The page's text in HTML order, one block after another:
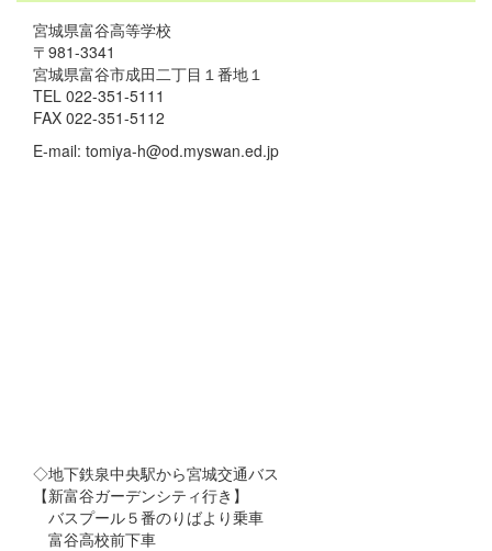
宮城県富谷高等学校
〒981-3341
宮城県富谷市成田二丁目１番地１
TEL 022-351-5111
FAX 022-351-5112
E-mail: tomiya-h@od.myswan.ed.jp
◇地下鉄泉中央駅から宮城交通バス
【新富谷ガーデンシティ行き】
バスプール５番のりばより乗車
富谷高校前下車